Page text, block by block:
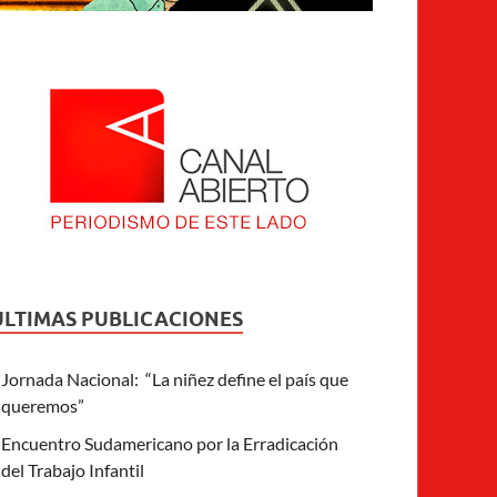
PUBLICACIONES
Jornada Nacional: “La niñez define el país que
queremos”
Encuentro Sudamericano por la Erradicación
del Trabajo Infantil